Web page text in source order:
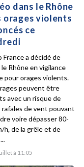
dans le Rhône
orages violents
ce
à 11:05
France a décidé de
Rhône en vigilance
pour orages violents.
peuvent être
avec un risque de
de vent pouvant
voire dépasser 80-
h, de la grêle et de